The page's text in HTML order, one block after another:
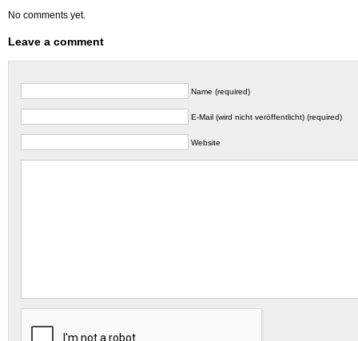
No comments yet.
Leave a comment
Name (required)
E-Mail (wird nicht veröffentlicht) (required)
Website